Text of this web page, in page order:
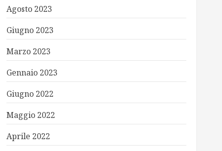
Agosto 2023
Giugno 2023
Marzo 2023
Gennaio 2023
Giugno 2022
Maggio 2022
Aprile 2022